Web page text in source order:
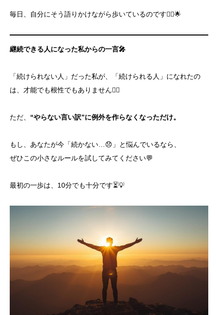
毎日、自分にそう語りかけながら歩いているのです🚶‍♀️🌟
継続できる人になった私からの一言🎤
「続けられない人」だった私が、「続けられる人」になれたの
は、才能でも根性でもありません🙅‍♀️
ただ、 “やらない言い訳”に例外を作らなくなっただけ。
もし、あなたが今「続かない…😞」と悩んでいるなら、
ぜひこの小さなルールを試してみてください💬
最初の一歩は、10分でも十分です⏳💡